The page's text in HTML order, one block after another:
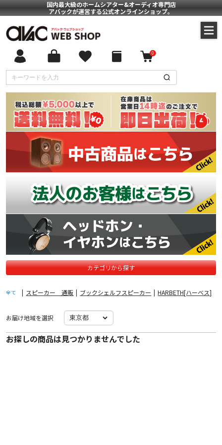
国内最大級のホームシアター&オーディオ専門店
アバックが運営する公式オンラインショップ。
0
カテゴリから探す
全て | スピーカー 通販 | ブックシェルフスピーカー | HARBETH[ハーベス]
お届け地域を選択
お探しの商品は見つかりませんでした